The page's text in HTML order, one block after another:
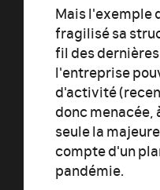
Mais l'exemple
fragilisé sa
fil des
l'entreprise
d'activité
donc menacée,
seule la
compte d'un
pandémie.